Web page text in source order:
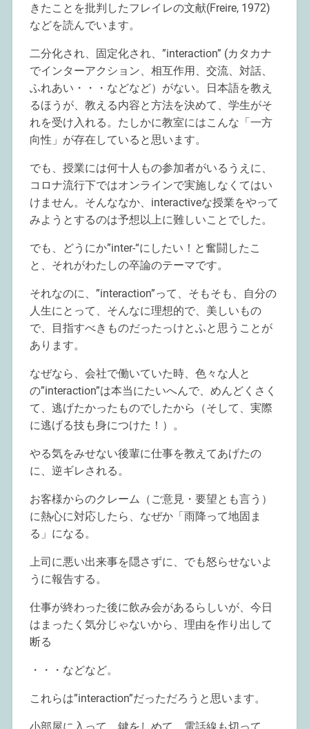
きたことを批判したフレイレの文献(Freire, 1972)
などを読んでいます。
二分化され、固定化され、”interaction” (カタカナ
でインターアクション、相互作用、交流、対話、
ふれあい・・・などなど）がない。日本語を教え
るほうが、教える内容と方法を決めて、学生がそ
れを受け入れる。たしかに教室にはこんな「一方
向性」が存在していると思います。
でも、授業には何十人もの参加者がいるうえに、
コロナ流行下ではオンラインで実施しなくてはい
けません。そんななか、interactiveな授業をやって
みようとするのは予想以上に難しいことでした。
でも、どうにか”inter-“にしたい！と奮闘したこ
と、それがわたしの卒論のテーマです。
それなのに、”interaction”って、そもそも、自分の
人生にとって、そんなに理想的で、美しいもの
で、目指すべきものだったっけとふと思うことが
あります。
なぜなら、会社で働いていた時、色々な人と
の”interaction”は本当にたいへんで、めんどくさく
て、逃げたかったものでしたから（そして、実際
に逃げる技も身につけた！）。
やる気をみせない後輩に仕事を教えてあげたの
に、逆ギレされる。
お客様からのクレーム（ご意見・要望とも言う）
に熱心に対応したら、なぜか「雨降って地固ま
る」になる。
上司に悪い出来事を隠さずに、でも怒らせないよ
うに報告する。
仕事が終わった後に飲み会があるらしいが、今日
はまったく気分じゃないから、理由を作り出して
断る
・・・などなど。
これらは”interaction”だっただろうと思います。